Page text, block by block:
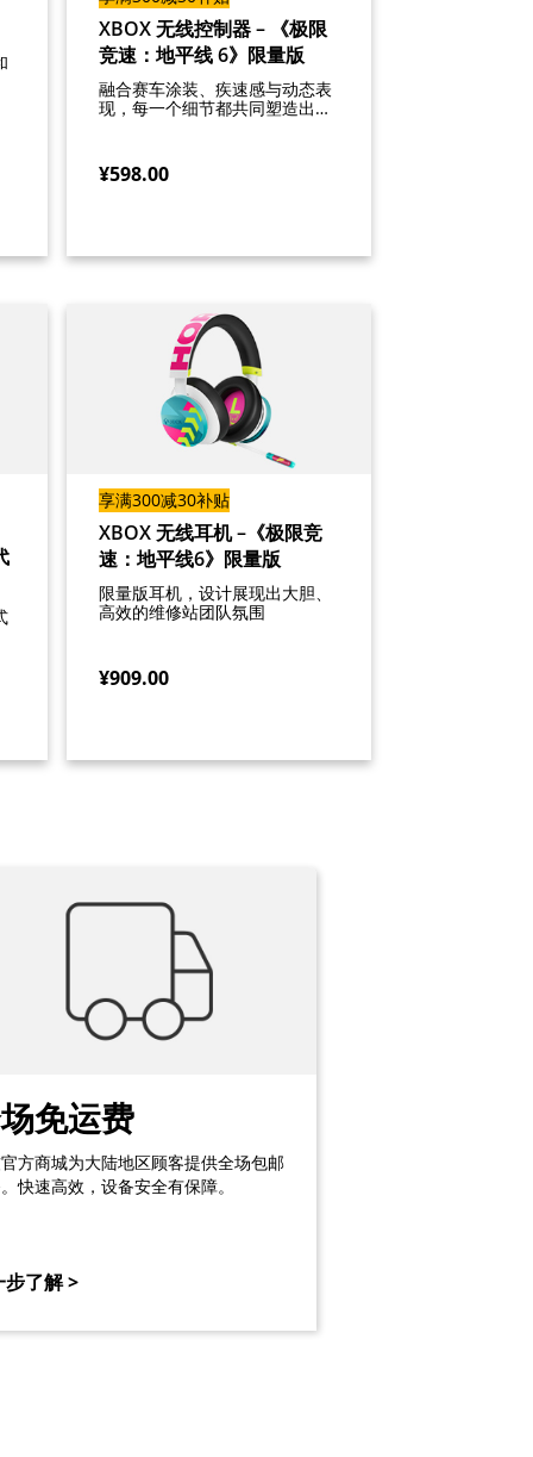
XBOX 无线控制器 – 《极限
竞速：地平线 6》限量版
融合赛车涂装、疾速感与动态表
现，每一个细节都共同塑造出凝
¥598.00
享满300减30补贴
XBOX 无线耳机 –《极限竞
速：地平线6》限量版
限量版耳机，设计展现出大胆、
高效的维修站团队氛围
¥909.00
免运费
方商城为大陆地区顾客提供全场包邮
快速高效，设备安全有保障。
步了解 >